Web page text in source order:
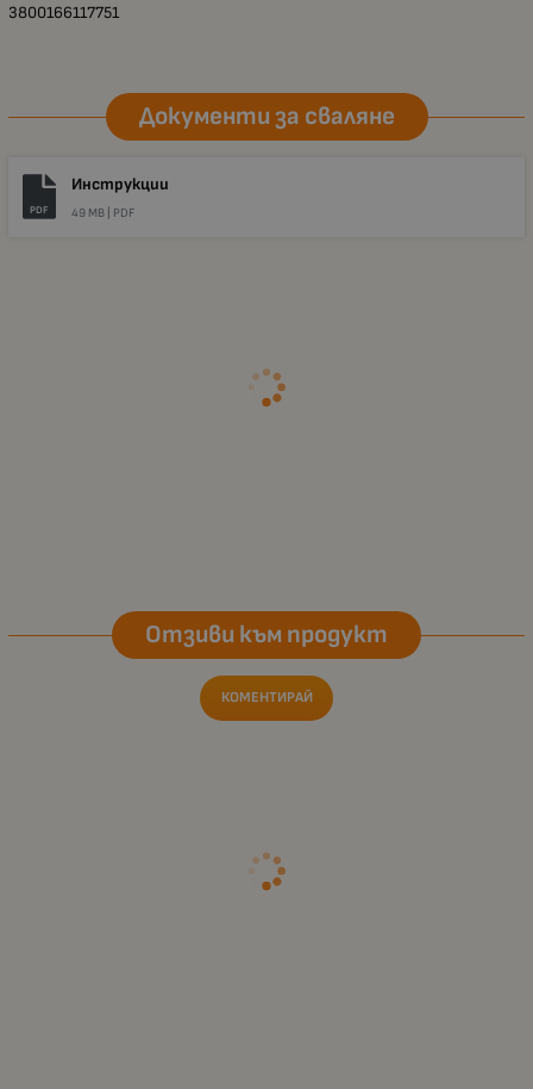
3800166117751
Документи за сваляне
PDF
Инструкции
49 MB | PDF
Отзиви към продукт
КОМЕНТИРАЙ